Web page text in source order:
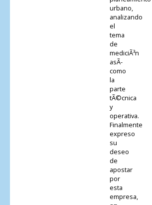
urbano,
analizando
el
tema
de
mediciÃ³n
asÃ­
como
la
parte
tÃ©cnica
y
operativa.
Finalmente
expreso
su
deseo
de
apostar
por
esta
empresa,